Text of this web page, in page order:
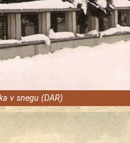
v snegu (DAR)